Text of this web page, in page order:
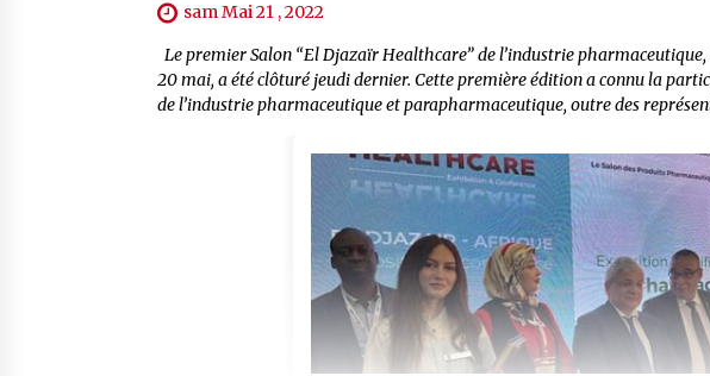
sam Mai 21 , 2022
Le premier Salon “El Djazaïr Healthcare” de l’industrie pharmaceutique,
20 mai, a été clôturé jeudi dernier. Cette première édition a connu la
de l’industrie pharmaceutique et parapharmaceutique, outre des